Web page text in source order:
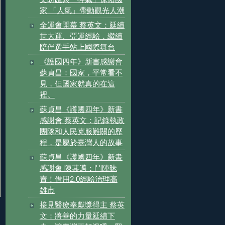
家 「人氣」帶動觀光人潮
全運會開幕 蔡英文：延續
世大運、亞運經驗，繼續
陪伴選手站上國際舞台
《護國四年》新書感謝會
蘇貞昌：國家，平常看不
見，但國家就真的在這
裡。
蘇貞昌《護國四年》新書
感謝會 蔡英文：記錄執政
團隊和人民克服難關的歷
程，是屬於臺灣人的故事
蘇貞昌《護國四年》新書
感謝會 陳其邁：鬥陣昧
賣！借用2.0經驗治理高
雄市
接見醫療奉獻獎得主 蔡英
文：將善的力量延續下